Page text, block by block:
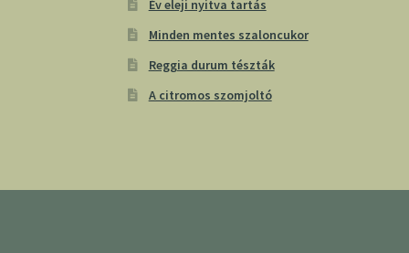
Év eleji nyitva tartás
Minden mentes szaloncukor
Reggia durum tészták
A citromos szomjoltó